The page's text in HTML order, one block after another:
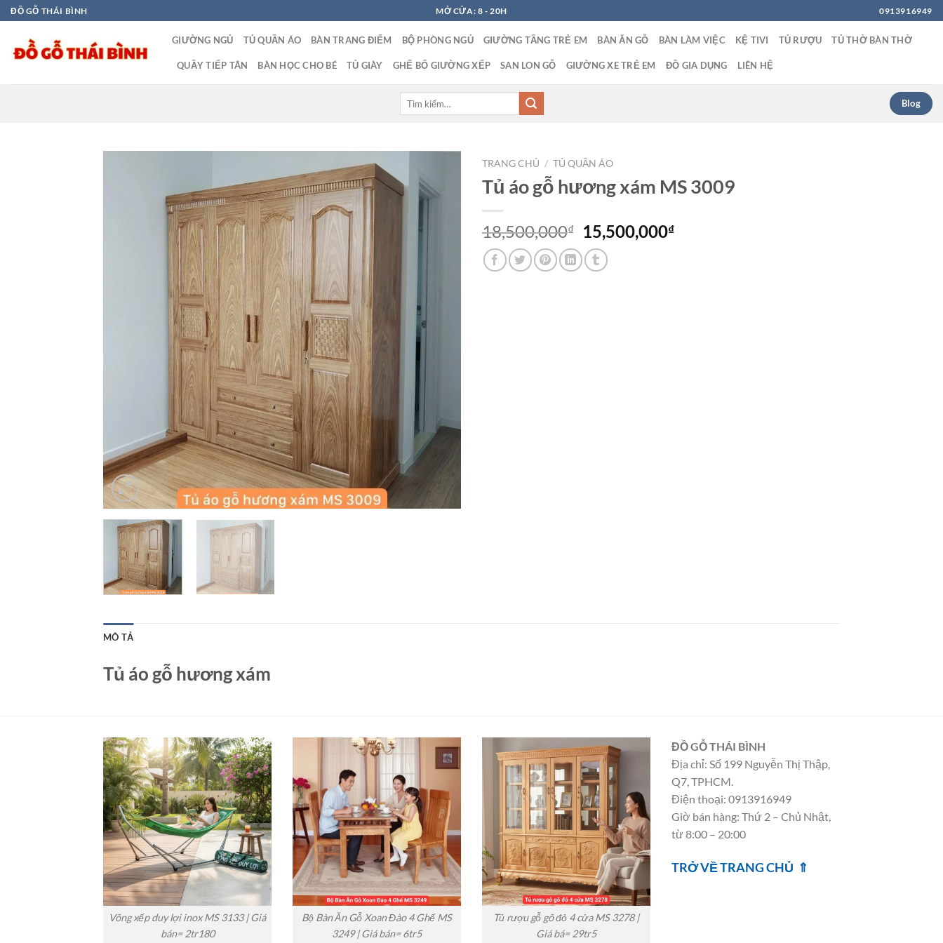
Bỏ
qua
dung
ĐỒ GỖ THÁI BÌNH MỞ CỬA: 8 - 20H 0913916949
GIƯỜNG NGỦ TỦ QUẦN ÁO BÀN TRANG ĐIỂM BỘ PHÒNG NGỦ GIƯỜNG TẦNG TRẺ EM BÀN ĂN GỖ BÀN LÀM VIỆC KỆ TIVI TỦ RƯỢU TỦ THỜ BÀN THỜ
QUẦY TIẾP TÂN BÀN HỌC CHO BÉ TỦ GIÀY GHẾ BỐ GIƯỜNG XẾP SAN LON GỖ GIƯỜNG XE TRẺ EM ĐỒ GIA DỤNG LIÊN HỆ
Blog
TRANG CHỦ / TỦ QUẦN ÁO
Tủ áo gỗ hương xám MS 3009
18,500,000₫
Giá
gốc
là:
15,500,000₫Giá
MÔ TẢ
Tủ áo gỗ hương xám
Võng xếp duy lợi inox MS 3133 | Giá
bán= 2tr180
Bộ Bàn Ăn Gỗ Xoan Đào 4 Ghế MS
3249 | Giá bán= 6tr5
Tủ rượu gỗ gõ đỏ 4 cửa MS 3278 |
Giá bá= 29tr5
ĐỒ GỖ THÁI BÌNH
Địa chỉ: Số 199 Nguyễn Thị Thập,
Q7, TPHCM.
Điện thoại: 0913916949
Giờ bán hàng: Thứ 2 – Chủ Nhật,
từ 8:00 – 20:00
TRỞ VỀ TRANG CHỦ ⇑